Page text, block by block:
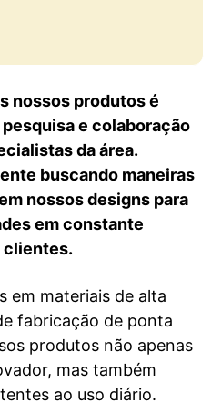
nossos produtos é
e colaboração
da área.
buscando maneiras
nossos designs para
em constante
clientes.
em materiais de alta
fabricação de ponta
produtos não apenas
mas também
ao uso diário.